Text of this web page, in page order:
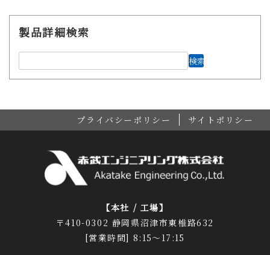
製品詳細検索
プライバシーポリシー サイトポリシー
【本社 / 工場】
〒410-0302 静岡県沼津市東椎路632
[営業時間] 8:15～17:15